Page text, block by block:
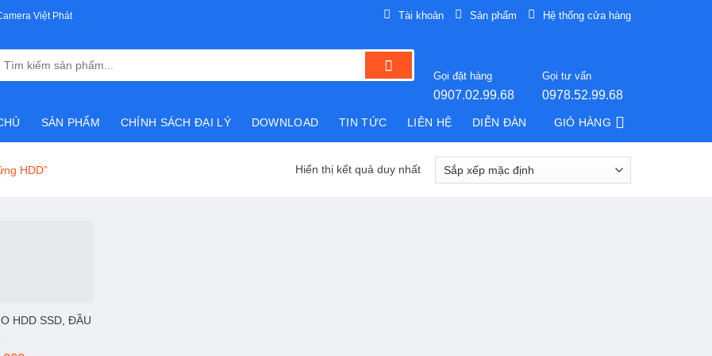
Việt Phát Tài khoản Sản phẩm Hệ thống cửa hàng
Gọi đặt hàng
0907.02.99.68
Gọi tư vấn
0978.52.99.68
SẢN PHẨM CHÍNH SÁCH ĐẠI LÝ DOWNLOAD TIN TỨC LIÊN HỆ DIỄN ĐÀN GIỎ HÀNG
HDD” Hiển thị kết quả duy nhất
HDD SSD, ĐẦU